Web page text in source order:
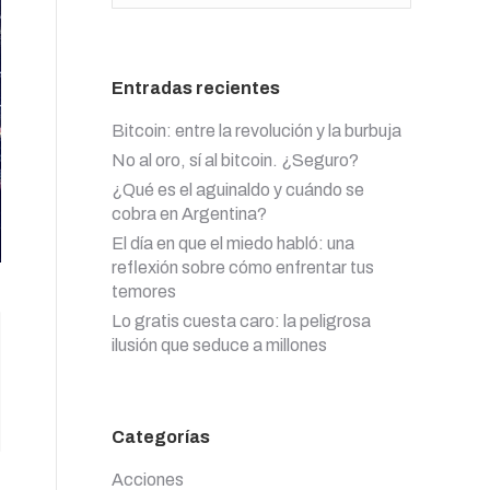
Entradas recientes
Bitcoin: entre la revolución y la burbuja
No al oro, sí al bitcoin. ¿Seguro?
¿Qué es el aguinaldo y cuándo se
cobra en Argentina?
El día en que el miedo habló: una
reflexión sobre cómo enfrentar tus
temores
Lo gratis cuesta caro: la peligrosa
ilusión que seduce a millones
Categorías
Acciones